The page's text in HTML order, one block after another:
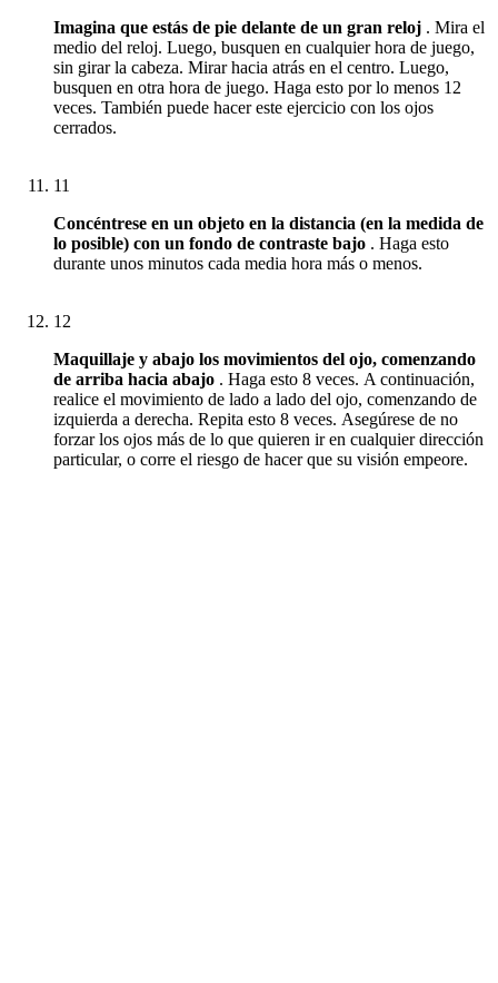
Imagina que estás de pie delante de un gran reloj . Mira el
medio del reloj. Luego, busquen en cualquier hora de juego,
sin girar la cabeza. Mirar hacia atrás en el centro. Luego,
busquen en otra hora de juego. Haga esto por lo menos 12
veces. También puede hacer este ejercicio con los ojos
cerrados.
11
Concéntrese en un objeto en la distancia (en la medida de
lo posible) con un fondo de contraste bajo . Haga esto
durante unos minutos cada media hora más o menos.
12
Maquillaje y abajo los movimientos del ojo, comenzando
de arriba hacia abajo . Haga esto 8 veces. A continuación,
realice el movimiento de lado a lado del ojo, comenzando de
izquierda a derecha. Repita esto 8 veces. Asegúrese de no
forzar los ojos más de lo que quieren ir en cualquier dirección
particular, o corre el riesgo de hacer que su visión empeore.